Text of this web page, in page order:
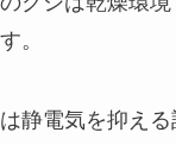
。
静電気を抑え